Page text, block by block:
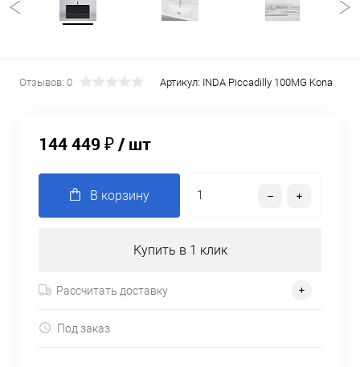
Отзывов: 0 Артикул: INDA Piccadilly 100MG Kona
144 449 ₽/ шт
В корзину
Купить в 1 клик
Рассчитать доставку
Под заказ